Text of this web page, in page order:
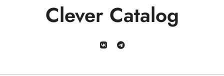
Clever Catalog